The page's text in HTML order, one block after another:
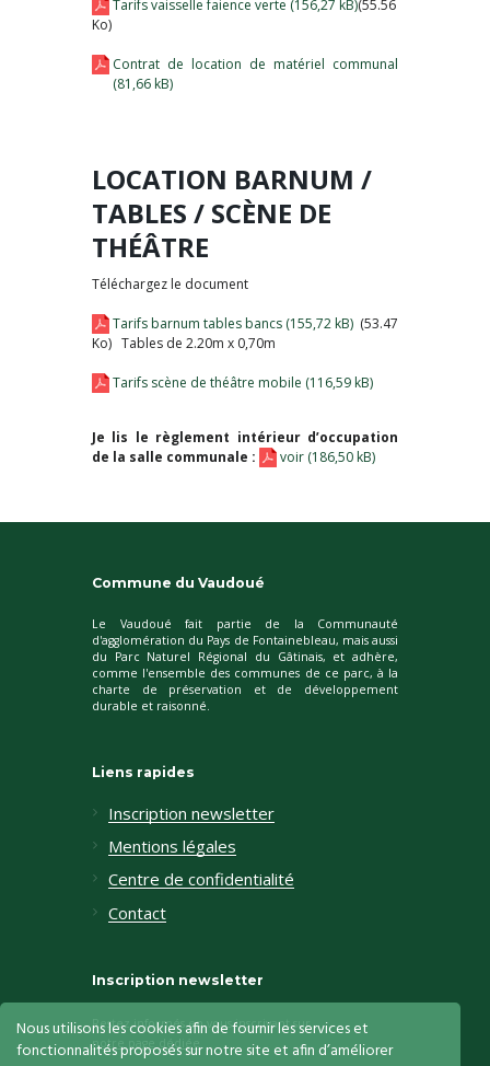
Tarifs vaisselle faience verte
(55.56
Ko)
Contrat de location de matériel communal
LOCATION BARNUM /
TABLES / SCÈNE DE
THÉÂTRE
Téléchargez le document
Tarifs barnum tables bancs
(53.47
Ko) Tables de 2.20m x 0,70m
Tarifs scène de théâtre mobile
Je lis le règlement intérieur d’occupation
de la salle communale :
voir
Commune du Vaudoué
Le Vaudoué fait partie de la Communauté
d'agglomération du Pays de Fontainebleau, mais aussi
du Parc Naturel Régional du Gâtinais, et adhère,
comme l'ensemble des communes de ce parc, à la
charte de préservation et de développement
durable et raisonné.
Liens rapides
Inscription newsletter
Mentions légales
Centre de confidentialité
Contact
Inscription newsletter
Restez informés en vous inscrivant sur
notre page dédiée
Nous utilisons les cookies afin de fournir les services et
fonctionnalités proposés sur notre site et afin d’améliorer